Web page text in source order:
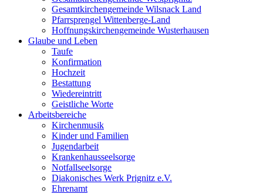
Gesamtkirchengemeinde Wilsnack Land
Pfarrsprengel Wittenberge-Land
Hoffnungskirchengemeinde Wusterhausen
Glaube und Leben
Taufe
Konfirmation
Hochzeit
Bestattung
Wiedereintritt
Geistliche Worte
Arbeitsbereiche
Kirchenmusik
Kinder und Familien
Jugendarbeit
Krankenhausseelsorge
Notfallseelsorge
Diakonisches Werk Prignitz e.V.
Ehrenamt